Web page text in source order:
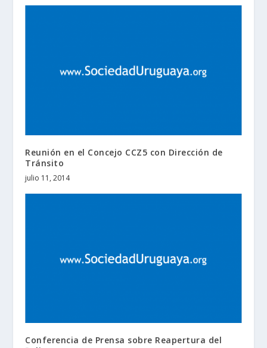
Reunión en el Concejo CCZ5 con Dirección de
Tránsito
julio 11, 2014
Conferencia de Prensa sobre Reapertura del